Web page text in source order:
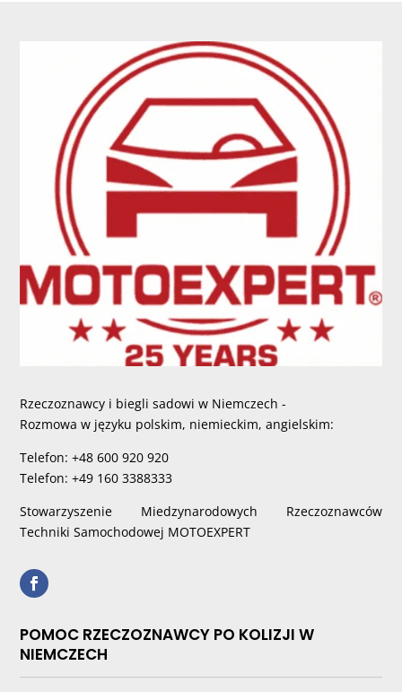
Rzeczoznawcy i biegli sadowi w Niemczech -
Rozmowa w języku polskim, niemieckim, angielskim:
Telefon: +48 600 920 920
Telefon: +49 160 3388333
Stowarzyszenie Miedzynarodowych Rzeczoznawców
Techniki Samochodowej MOTOEXPERT
POMOC RZECZOZNAWCY PO KOLIZJI W
NIEMCZECH